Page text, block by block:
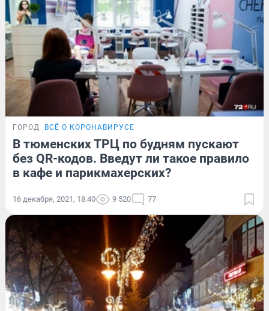
ГОРОД ВСЁ О КОРОНАВИРУСЕ
В тюменских ТРЦ по будням пускают
без QR-кодов. Введут ли такое правило
в кафе и парикмахерских?
16 декабря, 2021, 18:40 9 520 77